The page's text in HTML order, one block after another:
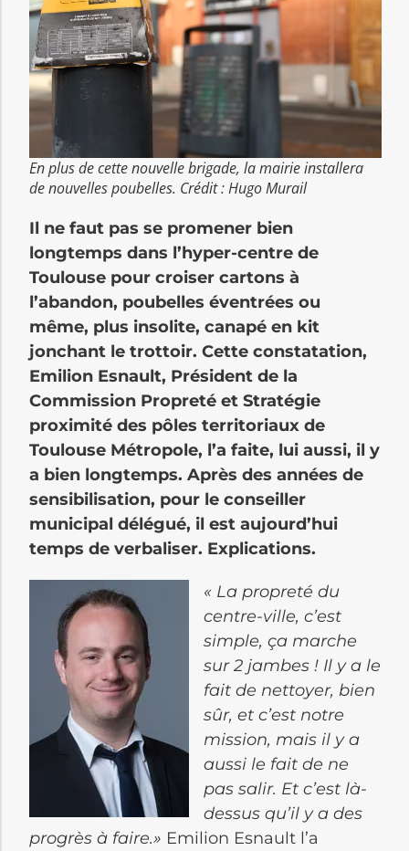
En plus de cette nouvelle brigade, la mairie installera
de nouvelles poubelles. Crédit : Hugo Murail
Il ne faut pas se promener bien
longtemps dans l’hyper-centre de
Toulouse pour croiser cartons à
l’abandon, poubelles éventrées ou
même, plus insolite, canapé en kit
jonchant le trottoir. Cette constatation,
Emilion Esnault, Président de la
Commission Propreté et Stratégie
proximité des pôles territoriaux de
Toulouse Métropole, l’a faite, lui aussi, il y
a bien longtemps. Après des années de
sensibilisation, pour le conseiller
municipal délégué, il est aujourd’hui
temps de verbaliser. Explications.
« La propreté du
centre-ville, c’est
simple, ça marche
sur 2 jambes ! Il y a le
fait de nettoyer, bien
sûr, et c’est notre
mission, mais il y a
aussi le fait de ne
pas salir. Et c’est là-
dessus qu’il y a des
progrès à faire.» Emilion Esnault l’a